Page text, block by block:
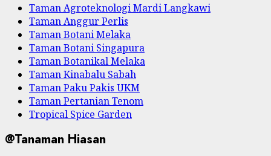
Taman Agroteknologi Mardi Langkawi
Taman Anggur Perlis
Taman Botani Melaka
Taman Botani Singapura
Taman Botanikal Melaka
Taman Kinabalu Sabah
Taman Paku Pakis UKM
Taman Pertanian Tenom
Tropical Spice Garden
@Tanaman Hiasan